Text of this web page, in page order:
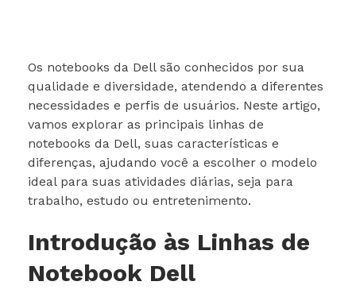
Os notebooks da Dell são conhecidos por sua
qualidade e diversidade, atendendo a diferentes
necessidades e perfis de usuários. Neste artigo,
vamos explorar as principais linhas de
notebooks da Dell, suas características e
diferenças, ajudando você a escolher o modelo
ideal para suas atividades diárias, seja para
trabalho, estudo ou entretenimento.
Introdução às Linhas de
Notebook Dell